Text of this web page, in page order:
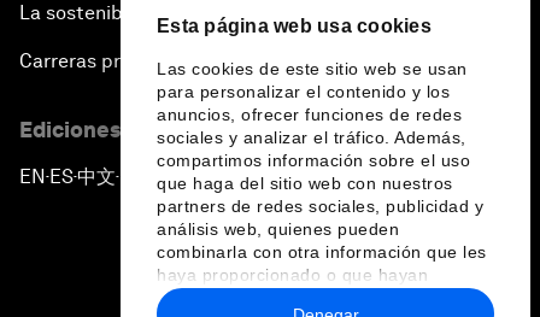
Esta página web usa cookies
Las cookies de este sitio web se usan
para personalizar el contenido y los
anuncios, ofrecer funciones de redes
sociales y analizar el tráfico. Además,
compartimos información sobre el uso
que haga del sitio web con nuestros
partners de redes sociales, publicidad y
análisis web, quienes pueden
combinarla con otra información que les
haya proporcionado o que hayan
recopilado a partir del uso que haya
La sostenibilidad en el Foro
Carreras profesionales
Ediciones en otros idiomas
EN ▪ ES▪中文▪ 日本語